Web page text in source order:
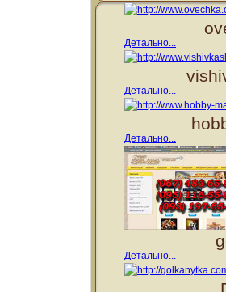
Детально...
Детально...
Детально...
Детально...